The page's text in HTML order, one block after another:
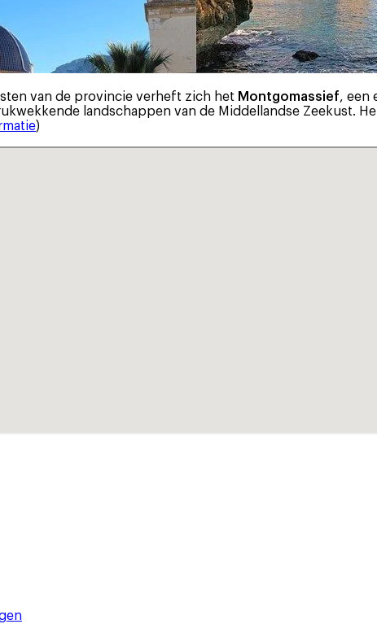
van de provincie verheft zich het Montgomassief, een
landschappen van de Middellandse Zeekust.
)